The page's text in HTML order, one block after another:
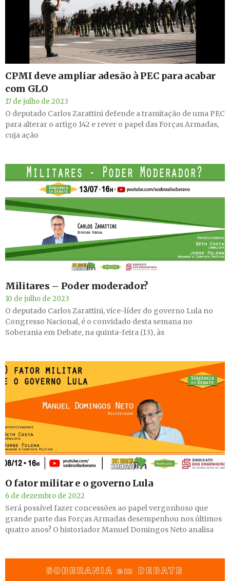
CPMI deve ampliar adesão à PEC para acabar
com GLO
17 de julho de 2023
O deputado Carlos Zarattini defende a tramitação de uma PEC
para alterar o artigo 142 e rever o papel das Forças Armadas,
cuja ação
Militares – Poder moderador?
10 de julho de 2023
O deputado Carlos Zarattini, vice-líder do governo Lula no
Congresso Nacional, é o convidado desta semana no
Soberania em Debate, na quinta-feira (13), às
O fator militar e o governo Lula
6 de dezembro de 2022
Será possível fazer concessões ao papel vergonhoso que
grande parte das Forças Armadas desempenhou nos últimos
quatro anos? O historiador Manuel Domingos Neto analisa